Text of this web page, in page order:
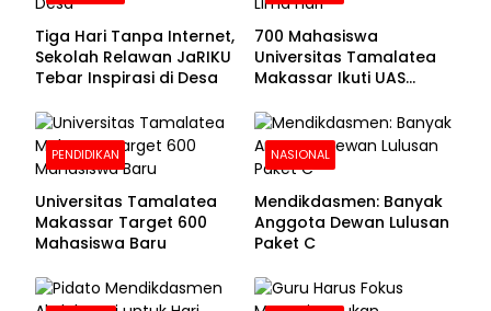
Tiga Hari Tanpa Internet,
Sekolah Relawan JaRIKU
Tebar Inspirasi di Desa
700 Mahasiswa
Universitas Tamalatea
Makassar Ikuti UAS
PENDIDIKAN
Universitas Tamalatea
Makassar Target 600
Mahasiswa Baru
NASIONAL
Mendikdasmen: Banyak
Anggota Dewan Lulusan
Paket C